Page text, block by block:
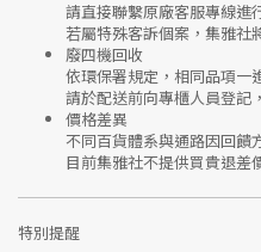
請直接聯繫原廠客服專線進
若屬特殊客訴個案，集雅社
廢四機回收
依環保署規定，相同品項一
請於配送前向專櫃人員登記
價格差異
不同百貨體系與通路因回饋
目前集雅社不提供買貴退差
特別提醒